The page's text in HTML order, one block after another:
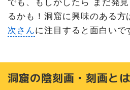
るかも！洞窟に興味のある方
次さんに注目すると面白いで
洞窟の陰刻画・刻画とは